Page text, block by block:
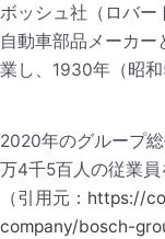
ボッシュ社（ロバー
自動車部品メーカ
業し、1930年（昭
2020年のグループ
万4千5百人の従業員
（引用元： https://
company/bosch-